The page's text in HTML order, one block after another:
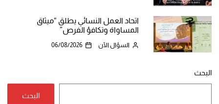
اتحاد العمل النسائي يطلق “ميثاق
المساواة وتكافؤ الفرص”
السؤال الآن 06/08/2026
البحث
البحث